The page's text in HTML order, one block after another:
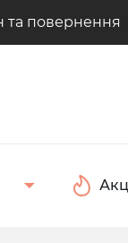
та повернення